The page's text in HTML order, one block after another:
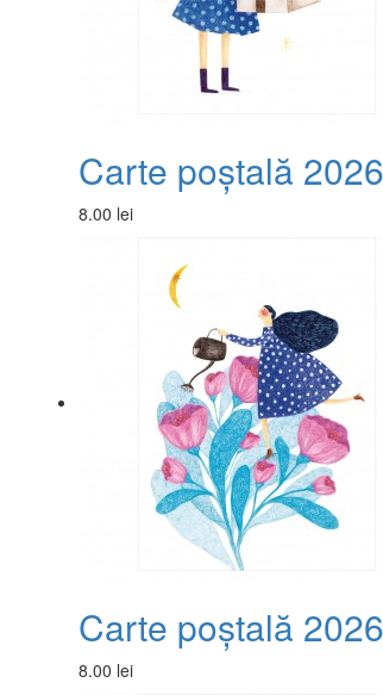
Carte poștală
8.00 lei
Carte poștală
8.00 lei